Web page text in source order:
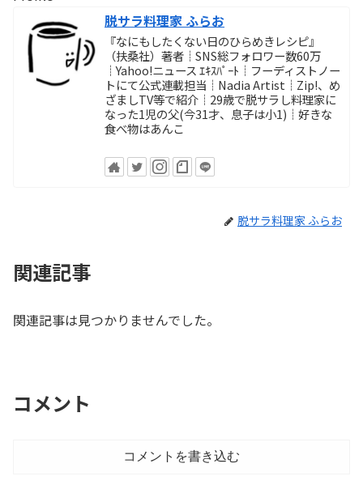
脱サラ料理家 ふらお
『なにもしたくない日のひらめきレシピ』
（扶桑社）著者┊SNS総フォロワー数60万
┊Yahoo!ニュース ｴｷｽﾊﾟｰﾄ┊フーディストノー
トにて公式連載担当┊Nadia Artist┊Zip!、め
ざましTV等で紹介┊29歳で脱サラし料理家に
なった1児の父(今31才、息子は小1)┊好きな
食べ物はあんこ
脱サラ料理家 ふらお
関連記事
関連記事は見つかりませんでした。
コメント
コメントを書き込む